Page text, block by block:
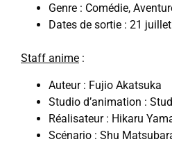
Genre : Comédie,
Dates de sortie : 21
Staff anime :
Auteur : Fujio Akatsuka
Studio d’animation :
Réalisateur : Hikaru
Scénario : Shu